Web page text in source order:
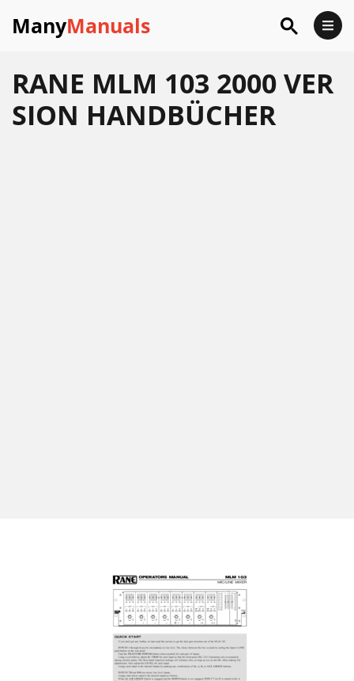
ManyManuals
RANE MLM 103 2000 VER
SION HANDBÜCHER